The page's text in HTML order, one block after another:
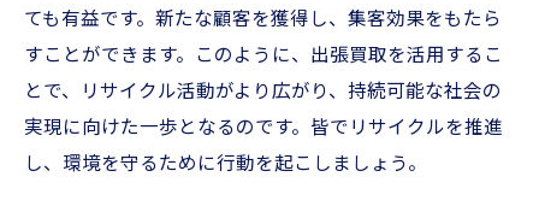
ても有益です。新たな顧客を獲得し、集客効果をもたら
すことができます。このように、出張買取を活用するこ
とで、リサイクル活動がより広がり、持続可能な社会の
実現に向けた一歩となるのです。皆でリサイクルを推進
し、環境を守るために行動を起こしましょう。